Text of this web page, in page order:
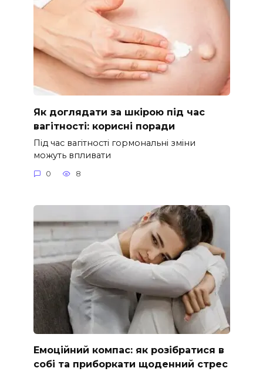
Як доглядати за шкірою під час
вагітності: корисні поради
Під час вагітності гормональні зміни
можуть впливати
0 8
Емоційний компас: як розібратися в
собі та приборкати щоденний стрес